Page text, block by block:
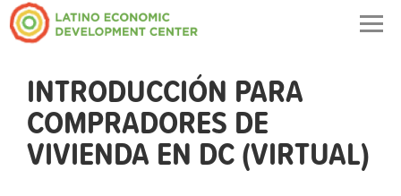
INTRODUCCIÓN PARA
COMPRADORES DE
VIVIENDA EN DC (VIRTUAL)